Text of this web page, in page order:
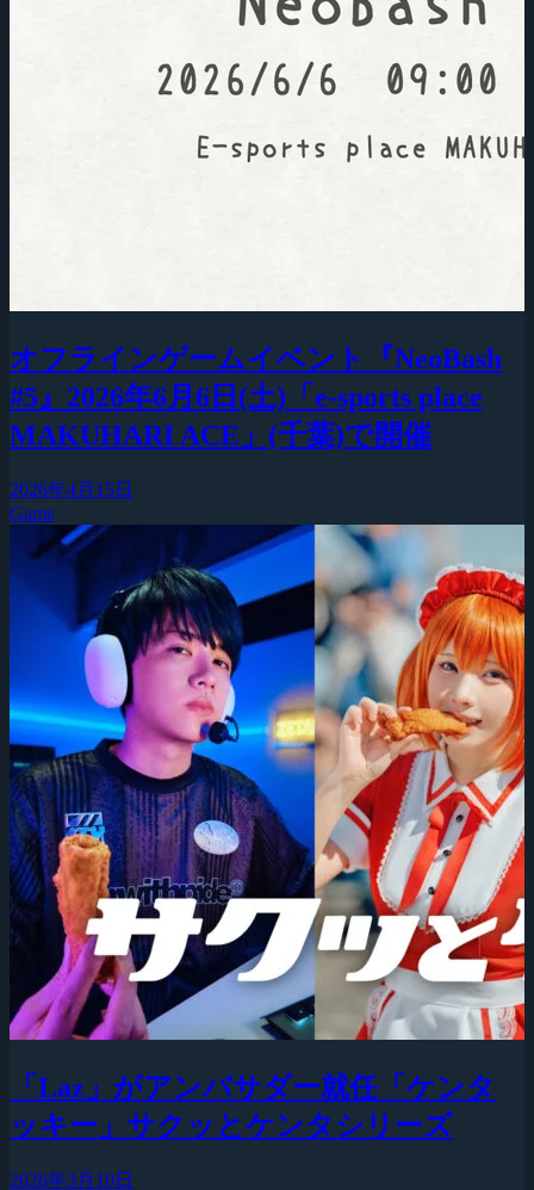
オフラインゲームイベント『NeoBash
#5』2026年6月6日(土)「e-sports place
MAKUHARI ACE」(千葉)で開催
2026年4月15日
Game
「Laz」がアンバサダー就任「ケンタ
ッキー」サクッとケンタシリーズ
2026年3月10日